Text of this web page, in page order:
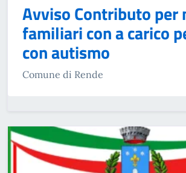
Avviso Contributo per
familiari con a carico
con autismo
Comune di Rende